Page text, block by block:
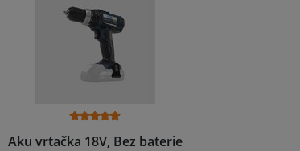
Aku vrtačka 18V, Bez baterie